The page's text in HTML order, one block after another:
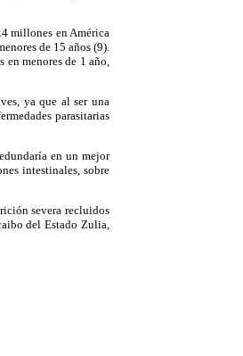
millones en América
de 15 años (9).
menores de 1 año,
ya que al ser una
parasitarias
en un mejor
intestinales, sobre
severa recluidos
del Estado Zulia,